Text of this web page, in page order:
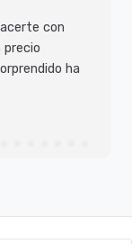
con
precio
ha